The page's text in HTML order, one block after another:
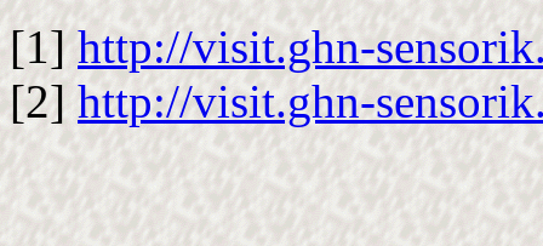
[1]http://visit.ghn-
[2] http://visit.ghn-